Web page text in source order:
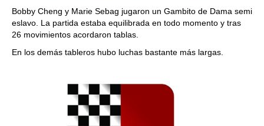
Bobby Cheng y Marie Sebag jugaron un Gambito de Dama semi
eslavo. La partida estaba equilibrada en todo momento y tras
26 movimientos acordaron tablas.
En los demás tableros hubo luchas bastante más largas.